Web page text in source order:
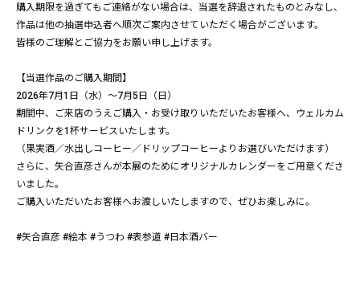
購入期限を過ぎてもご連絡がない場合は、当選を辞退されたものとみなし、
作品は他の抽選申込者へ順次ご案内させていただく場合がございます。
皆様のご理解とご協力をお願い申し上げます。
【当選作品のご購入期間】
2026年7月1日（水）～7月5日（日）
期間中、ご来店のうえご購入・お受け取りいただいたお客様へ、ウェルカム
ドリンクを1杯サービスいたします。
（果実酒／水出しコーヒー／ドリップコーヒーよりお選びいただけます）
さらに、矢合直彦さんが本展のためにオリジナルカレンダーをご用意くださ
いました。
ご購入いただいたお客様へお渡しいたしますので、ぜひお楽しみに。
#矢合直彦 #絵本 #うつわ #表参道 #日本酒バー